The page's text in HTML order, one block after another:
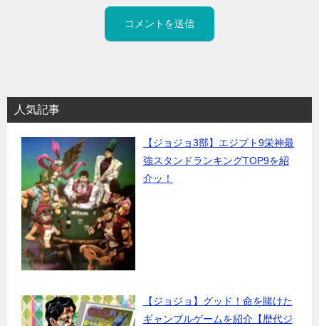
人気記事
【ジョジョ3部】エジプト9栄神最
強スタンドランキングTOP9を紹
介ッ！
【ジョジョ】グッド！命を賭けた
ギャンブルゲームを紹介【歴代ジ